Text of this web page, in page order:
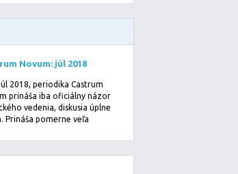
Novum: júl 2018
2018, periodika Castrum
prináša iba oficiálny názor
vedenia, diskusia úplne
Prináša pomerne veľa